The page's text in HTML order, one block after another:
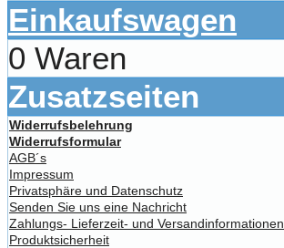
Einkaufswagen
0 Waren
Zusatzseiten
Widerrufsbelehrung
Widerrufsformular
AGB´s
Impressum
Privatsphäre und Datenschutz
Senden Sie uns eine Nachricht
Zahlungs- Lieferzeit- und Versandinformationen
Produktsicherheit